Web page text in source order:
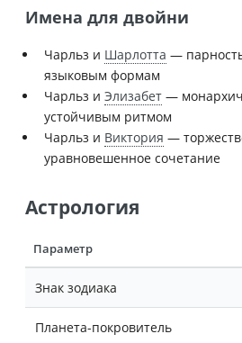
Имена для двойни
Чарльз и Шарлотта —
языковым формам
Чарльз и Элизабет —
устойчивым ритмом
Чарльз и Виктория —
уравновешенное сочетание
Астрология
Параметр
Знак зодиака
Планета-покровитель